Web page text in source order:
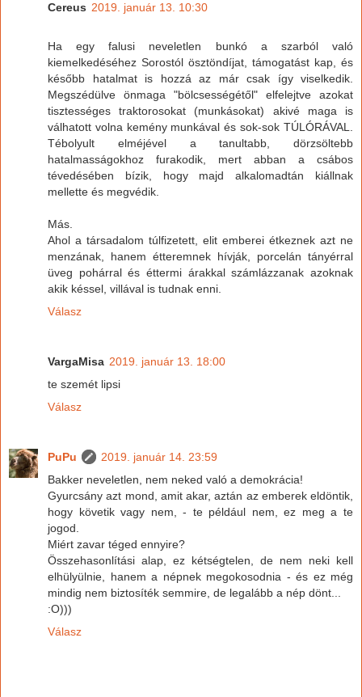
Cereus 2019. január 13. 10:30
Ha egy falusi neveletlen bunkó a szarból való
kiemelkedéséhez Sorostól ösztöndíjat, támogatást kap, és
később hatalmat is hozzá az már csak így viselkedik.
Megszédülve önmaga "bölcsességétől" elfelejtve azokat
tisztességes traktorosokat (munkásokat) akivé maga is
válhatott volna kemény munkával és sok-sok TÚLÓRÁVAL.
Tébolyult elméjével a tanultabb, dörzsöltebb
hatalmasságokhoz furakodik, mert abban a csábos
tévedésében bízik, hogy majd alkalomadtán kiállnak
mellette és megvédik.
Más.
Ahol a társadalom túlfizetett, elit emberei étkeznek azt ne
menzának, hanem étteremnek hívják, porcelán tányérral
üveg pohárral és éttermi árakkal számlázzanak azoknak
akik késsel, villával is tudnak enni.
Válasz
VargaMisa 2019. január 13. 18:00
te szemét lipsi
Válasz
PuPu
2019. január 14. 23:59
Bakker neveletlen, nem neked való a demokrácia!
Gyurcsány azt mond, amit akar, aztán az emberek eldöntik,
hogy követik vagy nem, - te például nem, ez meg a te
jogod.
Miért zavar téged ennyire?
Összehasonlítási alap, ez kétségtelen, de nem neki kell
elhülyülnie, hanem a népnek megokosodnia - és ez még
mindig nem biztosíték semmire, de legalább a nép dönt...
:O)))
Válasz